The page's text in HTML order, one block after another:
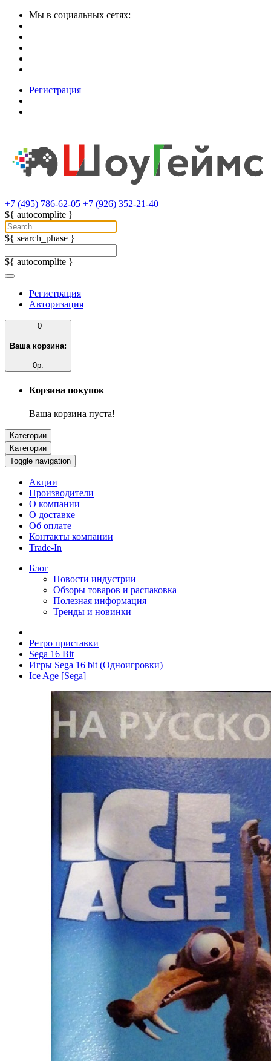
Мы в социальных сетях:
Регистрация
+7 (495) 786-62-05 +7 (926) 352-21-40
${ autocomplite }
${ search_phase }
${ autocomplite }
Регистрация
Авторизация
0
Ваша корзина:
0р.
Корзина покупок
Ваша корзина пуста!
Категории
Категории
Toggle navigation
Акции
Производители
О компании
О доставке
Об оплате
Контакты компании
Trade-In
Блог
Новости индустрии
Обзоры товаров и распаковка
Полезная информация
Тренды и новинки
Ретро приставки
Sega 16 Bit
Игры Sega 16 bit (Одноигровки)
Ice Age [Sega]